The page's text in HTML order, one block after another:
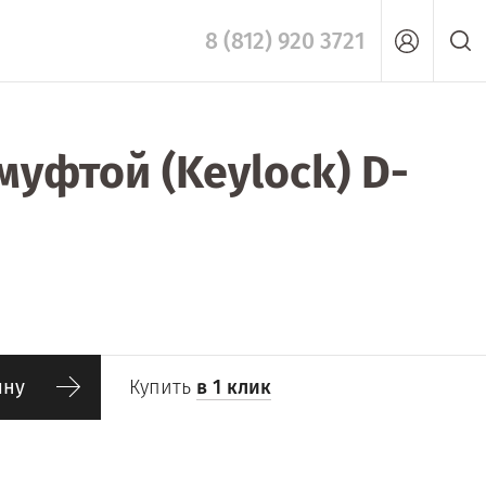
8 (812) 920 3721
(Keylock) D-
Купить в 1 клик